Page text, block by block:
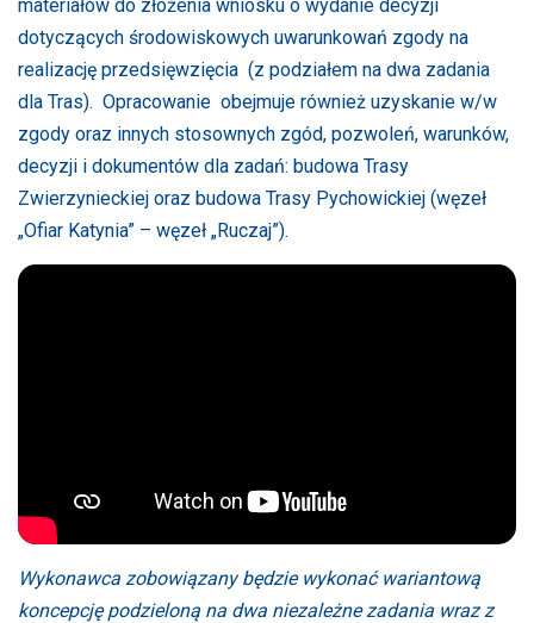
materiałów do złożenia wniosku o wydanie decyzji
dotyczących środowiskowych uwarunkowań zgody na
realizację przedsięwzięcia (z podziałem na dwa zadania
dla Tras). Opracowanie obejmuje również uzyskanie w/w
zgody oraz innych stosownych zgód, pozwoleń, warunków,
decyzji i dokumentów dla zadań: budowa Trasy
Zwierzynieckiej oraz budowa Trasy Pychowickiej (węzeł
„Ofiar Katynia” – węzeł „Ruczaj”).
Wykonawca zobowiązany będzie wykonać wariantową
koncepcję podzieloną na dwa niezależne zadania wraz z